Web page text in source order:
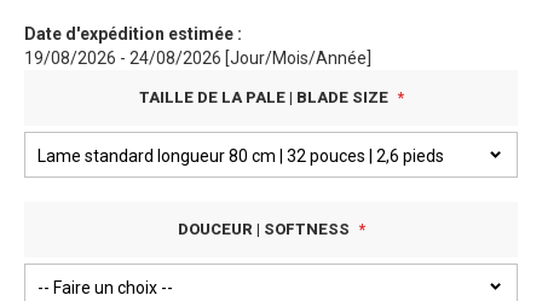
Date d'expédition estimée :
19/08/2026 - 24/08/2026 [Jour/Mois/Année]
TAILLE DE LA PALE | BLADE SIZE
DOUCEUR | SOFTNESS